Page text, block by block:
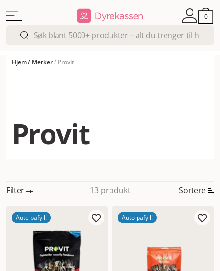
0
Hjem/ Merker/ Provit
Provit
Filter 13 produkt Sortere
Mest relevant
Høyest pris
Lavest pris
Auto-påfyll! Auto-påfyll!